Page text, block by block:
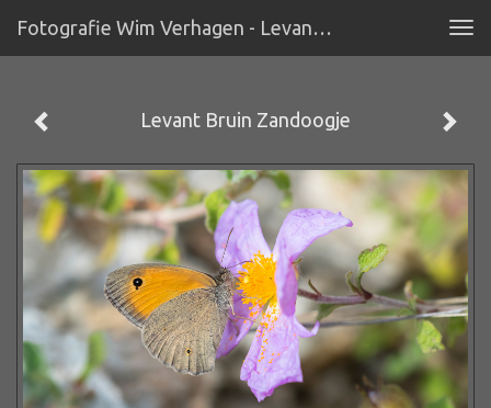
Fotografie Wim Verhagen - Levant Bruin Zandoogje
Levant Bruin Zandoogje